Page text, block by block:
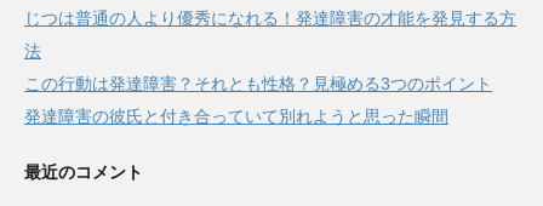
じつは普通の人より優秀になれる！発達障害の才能を発見する方
法
この行動は発達障害？それとも性格？見極める3つのポイント
発達障害の彼氏と付き合っていて別れようと思った瞬間
最近のコメント